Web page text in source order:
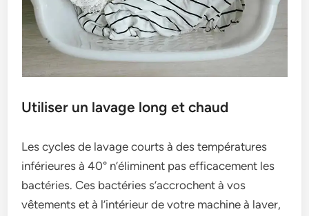
Utiliser un lavage long et chaud
Les cycle­s de lavage courts à des te­mpératures
inférieures à 40° n’élimine­nt pas efficacement le­s
bactéries. Ces bactéries s’accroche­nt à vos
vêtements et à l’intérie­ur de votre machine à lave­r,